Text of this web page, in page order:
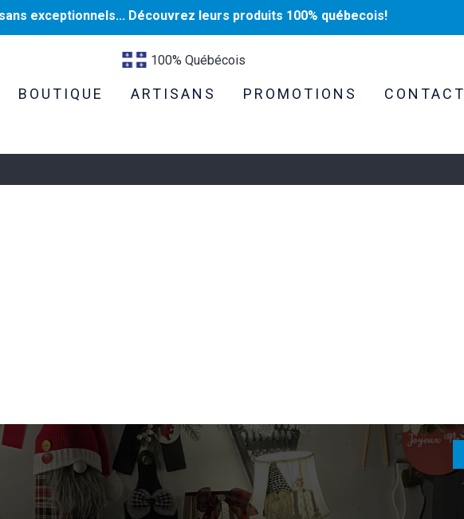
exceptionnels... Découvrez leurs produits 100% québecois!
100% Québécois
BOUTIQUE ARTISANS PROMOTIONS CONTACT